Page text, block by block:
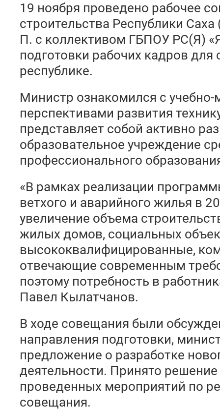
19 ноября проведено рабочее
строительства Республики
П. с коллективом ГБПОУ РС(Я)
подготовки рабочих кадров для
республике.
Министр ознакомился с учебно-
перспективами развития
представляет собой активно
образовательное учреждение
профессионального
«В рамках реализации
ветхого и аварийного жилья в
увеличение объема
жилых домов, социальных
высококвалифицированные,
отвечающие современным
поэтому потребность в
Павел Кылатчанов.
В ходе совещания были
направления подготовки,
предложение о разработке
деятельности. Принято
проведенных мероприятий по
совещания.